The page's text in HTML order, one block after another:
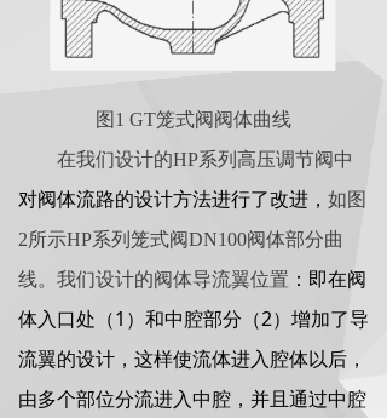
图1 GT笼式阀阀体曲线
在我们设计的HP系列高压调节阀中
对阀体流路的设计方法进行了改进， 如图
2所示HP系列笼式阀DN100阀体部分曲
线。我们设计的阀体导流翼位置 ：即在阀
体入口处（1 ）和中腔部分（2）增加了导
流翼的设计，这样使流体进入腔体以后，
由多个部位分流进入中腔，并且通过中腔